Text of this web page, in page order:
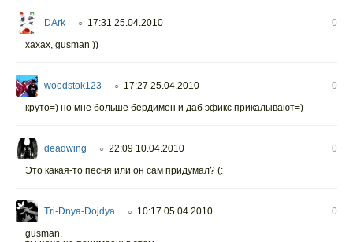
DArk ○ 17:31 25.04.2010
0
хахах, gusman ))
woodstok123 ○ 17:27 25.04.2010
0
круто=) но мне больше бердимен и даб эфикс прикалывают=)
deadwing ○ 22:09 10.04.2010
0
Это какая-то песня или он сам придумал? (:
Tri-Dnya-Dojdya ○ 10:17 05.04.2010
0
gusman.